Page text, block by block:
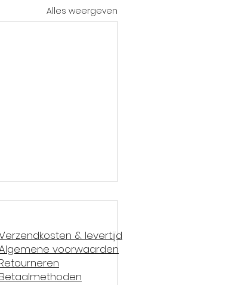
Alles weergeven
& levertijd
voorwaarden
Retourneren
Betaalmethoden